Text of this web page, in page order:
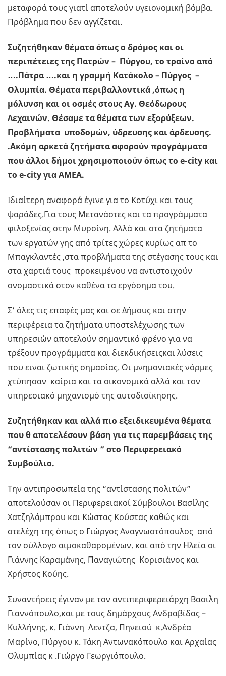
μεταφορά τους γιατί αποτελούν υγειονομική βόμβα.
Πρόβλημα που δεν αγγίζεται.
Συζητήθηκαν θέματα όπως ο δρόμος και οι
περιπέτειες της Πατρών – Πύργου, το τραίνο από
….Πάτρα ….και η γραμμή Κατάκολο – Πύργος –
Ολυμπία. Θέματα περιβαλλοντικά ,όπως η
μόλυνση και οι οσμές στους Αγ. Θεόδωρους
Λεχαινών. Θέσαμε τα θέματα των εξορύξεων.
Προβλήματα υποδομών, ύδρευσης και άρδευσης.
.Ακόμη αρκετά ζητήματα αφορούν προγράμματα
που άλλοι δήμοι χρησιμοποιούν όπως το e-city και
το e-city για ΑΜΕΑ.
Ιδιαίτερη αναφορά έγινε για το Κοτύχι και τους
ψαράδες.Για τους Μετανάστες και τα προγράμματα
φιλοξενίας στην Μυρσίνη. Αλλά και στα ζητήματα
των εργατών γης από τρίτες χώρες κυρίως απ το
Μπαγκλαντές ,στα προβλήματα της στέγασης τους και
στα χαρτιά τους προκειμένου να αντιστοιχούν
ονομαστικά στον καθένα τα εργόσημα του.
Σ’ όλες τις επαφές μας και σε Δήμους και στην
περιφέρεια τα ζητήματα υποστελέχωσης των
υπηρεσιών αποτελούν σημαντικό φρένο για να
τρέξουν προγράμματα και διεκδικήσειςκαι λύσεις
που ειναι ζωτικής σημασίας. Οι μνημονιακές νόρμες
χτύπησαν καίρια και τα οικονομικά αλλά και τον
υπηρεσιακό μηχανισμό της αυτοδιοίκησης.
Συζητήθηκαν και αλλά πιο εξειδικευμένα θέματα
που θ αποτελέσουν βάση για τις παρεμβάσεις της
“αντίστασης πολιτών ” στο Περιφερειακό
Συμβούλιο.
Την αντιπροσωπεία της “αντίστασης πολιτών”
αποτελούσαν οι Περιφερειακοί Σύμβουλοι Βασίλης
Χατζηλάμπρου και Κώστας Κούστας καθώς και
στελέχη της όπως ο Γιώργος Αναγνωστόπουλος από
τον σύλλογο αιμοκαθαρομένων. και από την Ηλεία οι
Γιάννης Καραμάνης, Παναγιώτης Κορισιάνος και
Χρήστος Κούης.
Συναντήσεις έγιναν με τον αντιπεριφερειάρχη Βασιλη
Γιαννόπουλο,και με τους δημάρχους Ανδραβίδας –
Κυλλήνης, κ. Γιάννη Λεντζα, Πηνειού κ.Ανδρέα
Μαρίνο, Πύργου κ. Τάκη Αντωνακόπουλο και Αρχαίας
Ολυμπίας κ .Γιώργο Γεωργιόπουλο.